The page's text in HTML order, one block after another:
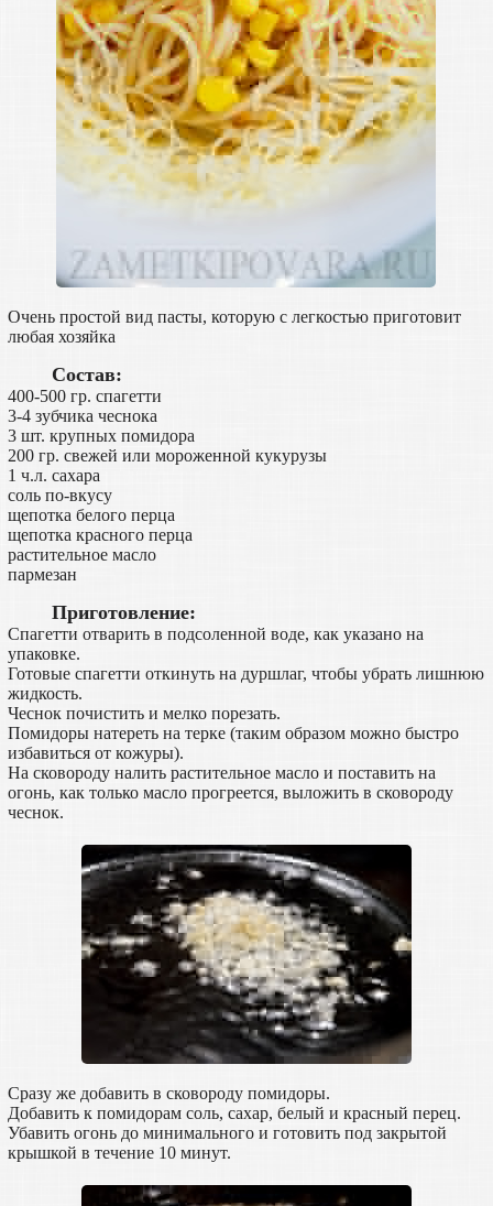
Очень простой вид пасты, которую с легкостью приготовит
любая хозяйка
Состав:
400-500 гр. спагетти
3-4 зубчика чеснока
3 шт. крупных помидора
200 гр. свежей или мороженной кукурузы
1 ч.л. сахара
соль по-вкусу
щепотка белого перца
щепотка красного перца
растительное масло
пармезан
Приготовление:
Спагетти отварить в подсоленной воде, как указано на
упаковке.
Готовые спагетти откинуть на дуршлаг, чтобы убрать лишнюю
жидкость.
Чеснок почистить и мелко порезать.
Помидоры натереть на терке (таким образом можно быстро
избавиться от кожуры).
На сковороду налить растительное масло и поставить на
огонь, как только масло прогреется, выложить в сковороду
чеснок.
Сразу же добавить в сковороду помидоры.
Добавить к помидорам соль, сахар, белый и красный перец.
Убавить огонь до минимального и готовить под закрытой
крышкой в течение 10 минут.